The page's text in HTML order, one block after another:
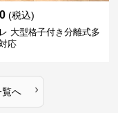
(税込)
大型格子付き分離式多
応
覧へ ›